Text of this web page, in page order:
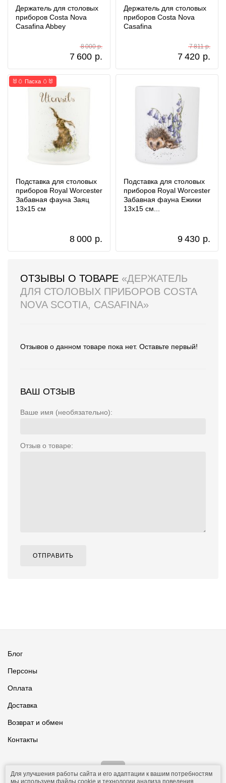
Держатель для столовых
приборов Costa Nova
Casafina Abbey
7 600 р.
8 000 р.
Держатель для столовых
приборов Costa Nova
Casafina
7 420 р.
7 811 р.
Подставка для столовых
приборов Royal Worcester
Забавная фауна Заяц
13х15 см
8 000 р.
🐰🥚 Пасха 🥚🐰
Подставка для столовых
приборов Royal Worcester
Забавная фауна Ежики
13х15 см...
9 430 р.
ОТЗЫВЫ О ТОВАРЕ «ДЕРЖАТЕЛЬ
ДЛЯ СТОЛОВЫХ ПРИБОРОВ COSTA
NOVA SCOTIA, CASAFINA»
Отзывов о данном товаре пока нет. Оставьте первый!
ВАШ ОТЗЫВ
Ваше имя (необязательно):
Отзыв о товаре:
ОТПРАВИТЬ
Блог
Персоны
Оплата
Доставка
Возврат и обмен
Контакты
Для улучшения работы сайта и его адаптации к вашим потребностям
мы используем файлы cookie и технологии анализа поведения